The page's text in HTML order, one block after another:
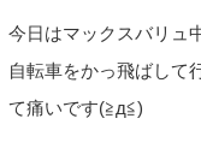
今日はマックスバリュ
自転車をかっ飛ばして
て痛いです(≧д≦)